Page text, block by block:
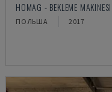
HOMAG - BEKLEME MAKINESI
ПОЛЬША 2017